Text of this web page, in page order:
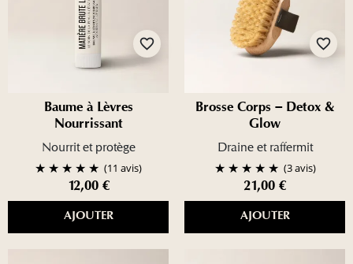
favorite_border
Baume à Lèvres
Nourrissant
Nourrit et protège
(11 avis)
12,00 €
AJOUTER
favorite_border
Brosse Corps – Detox &
Glow
Draine et raffermit
(3 avis)
21,00 €
AJOUTER